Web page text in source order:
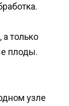
только
плоды.
узле